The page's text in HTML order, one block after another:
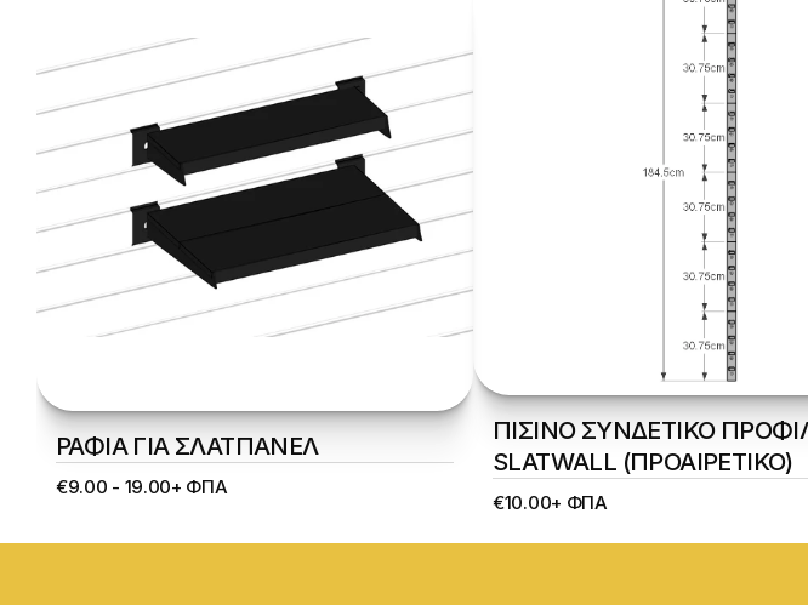
ΡΑΦΙΑ ΓΙΑ ΣΛΑΤΠΑΝΕΛ
€9.00 - 19.00+ ΦΠΑ
ΠΙΣΙΝΟ ΣΥΝΔΕΤΙΚΟ
SLATWALL (ΠΡΟΑΙΡΕΤΙΚΟ)
€10.00+ ΦΠΑ